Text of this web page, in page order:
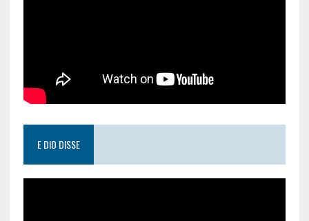
E DIO DISSE